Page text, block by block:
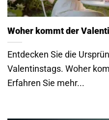
Woher kommt der
Entdecken Sie die
Valentinstags. Woher
Erfahren Sie mehr...